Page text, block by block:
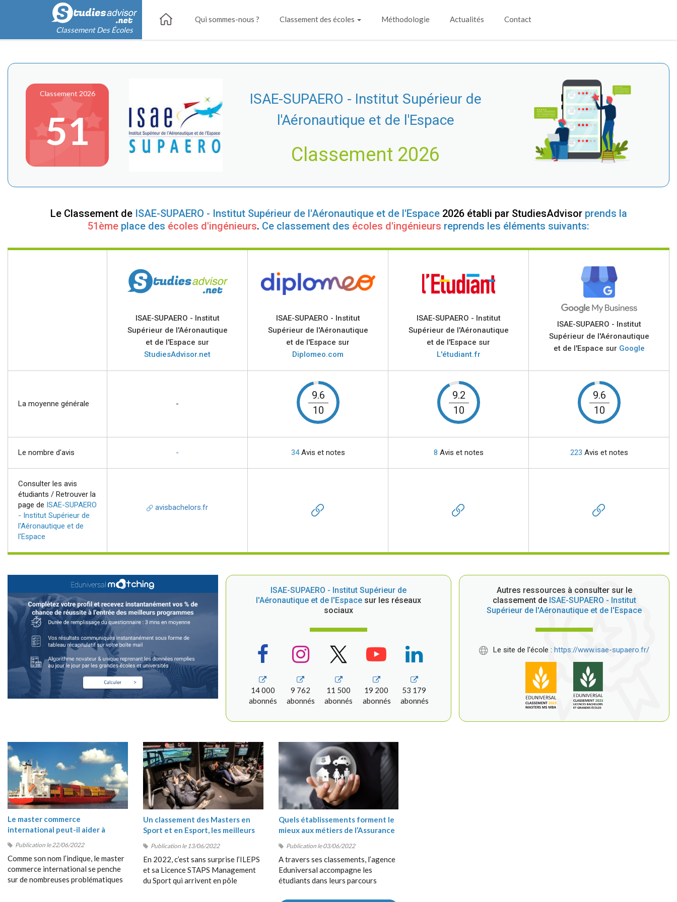
Classement Des Écoles
Qui sommes-nous ? Classement des écoles Méthodologie Actualités Contact
Classement 2026
51
ISAE-SUPAERO - Institut Supérieur de
l'Aéronautique et de l'Espace
Classement 2026
Le Classement de ISAE-SUPAERO - Institut Supérieur de l'Aéronautique et de l'Espace2026 établi par StudiesAdvisor prends la
51ème place des écoles d'ingénieurs. Ce classement des écoles d'ingénieurs reprends les éléments suivants:
ISAE-SUPAERO - Institut
Supérieur de l'Aéronautique
et de l'Espace sur
StudiesAdvisor.net
ISAE-SUPAERO - Institut
Supérieur de l'Aéronautique
et de l'Espace sur
Diplomeo.com
ISAE-SUPAERO - Institut
Supérieur de l'Aéronautique
et de l'Espace sur
L'étudiant.fr
ISAE-SUPAERO - Institut
Supérieur de l'Aéronautique
et de l'Espace sur Google
La moyenne générale -
9.6
10
9.2
10
9.6
10
Le nombre d'avis - 34Avis et notes 8 Avis et notes 223 Avis et notes
Consulter les avis
étudiants / Retrouver la
page de ISAE-SUPAERO
- Institut Supérieur de
l'Aéronautique et de
l'Espace
avisbachelors.fr
ISAE-SUPAERO - Institut Supérieur de
l'Aéronautique et de l'Espace sur les réseaux
sociaux
14 000
abonnés
9 762
abonnés
11 500
abonnés
19 200
abonnés
53 179
abonnés
Autres ressources à consulter sur le
classement deISAE-SUPAERO - Institut
Supérieur de l'Aéronautique et de l'Espace
Le site de l'école : https://www.isae-supaero.fr/
Le master commerce
international peut-il aider à
?
Publication le 22/06/2022
Comme son nom l’indique, le master
commerce international se penche
sur de nombreuses problématiques
Un classement des Masters en
Sport et en Esport, les meilleurs
Publication le 13/06/2022
En 2022, c’est sans surprise l’ILEPS
et sa Licence STAPS Management
du Sport qui arrivent en pôle
Quels établissements forment le
mieux aux métiers de l’Assurance
Publication le 03/06/2022
A travers ses classements, l’agence
Eduniversal accompagne les
étudiants dans leurs parcours